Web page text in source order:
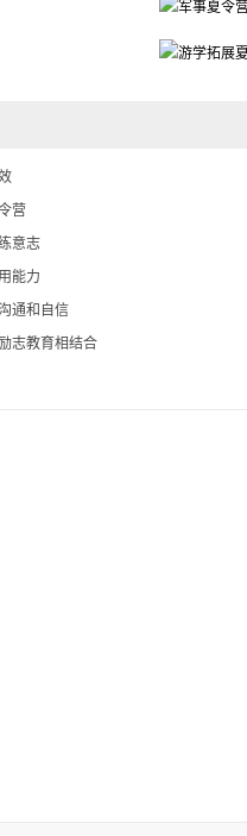
营
意志
能力
通和自信
志教育相结合